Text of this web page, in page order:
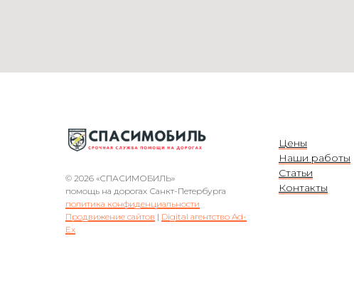
© 2026 «СПАСИМОБИЛЬ»
помощь на дорогах Санкт-Петербурга
политика конфиденциальности
Продвижение сайтов | Digital агентство Ad-
Ex
Цены
Наши работы
Статьи
Контакты